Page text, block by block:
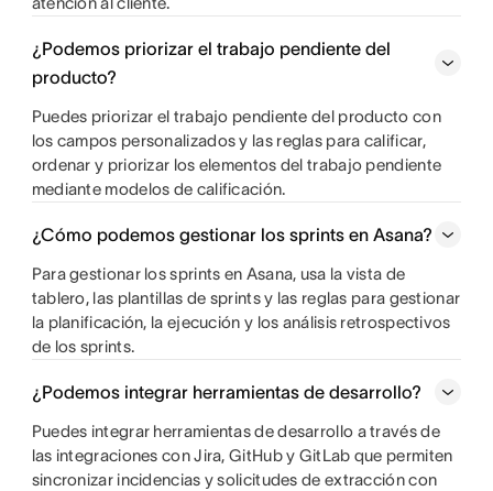
¿Podemos priorizar el trabajo pendiente del
producto?
Puedes priorizar el trabajo pendiente del producto con
los campos personalizados y las reglas para calificar,
ordenar y priorizar los elementos del trabajo pendiente
mediante modelos de calificación.
¿Cómo podemos gestionar los sprints en Asana?
Para gestionar los sprints en Asana, usa la vista de
tablero, las plantillas de sprints y las reglas para gestionar
la planificación, la ejecución y los análisis retrospectivos
de los sprints.
¿Podemos integrar herramientas de desarrollo?
Puedes integrar herramientas de desarrollo a través de
las integraciones con Jira, GitHub y GitLab que permiten
sincronizar incidencias y solicitudes de extracción con